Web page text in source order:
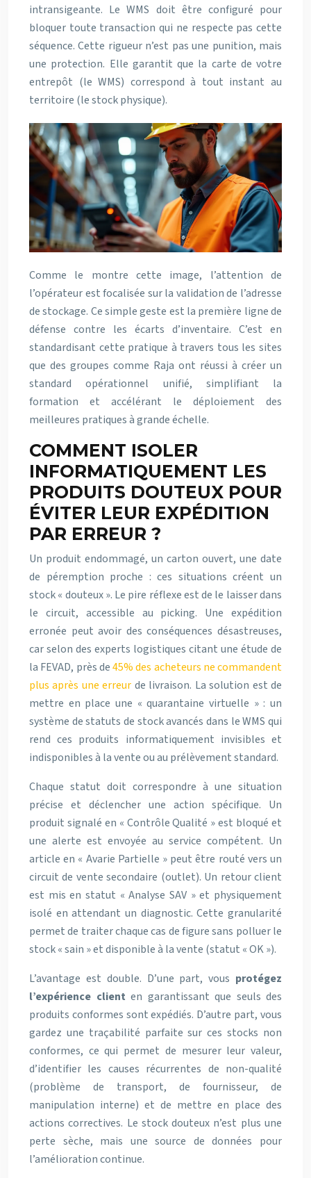
intransigeante. Le WMS doit être configuré pour
bloquer toute transaction qui ne respecte pas cette
séquence. Cette rigueur n’est pas une punition, mais
une protection. Elle garantit que la carte de votre
entrepôt (le WMS) correspond à tout instant au
territoire (le stock physique).
Comme le montre cette image, l’attention de
l’opérateur est focalisée sur la validation de l’adresse
de stockage. Ce simple geste est la première ligne de
défense contre les écarts d’inventaire. C’est en
standardisant cette pratique à travers tous les sites
que des groupes comme Raja ont réussi à créer un
standard opérationnel unifié, simplifiant la
formation et accélérant le déploiement des
meilleures pratiques à grande échelle.
COMMENT ISOLER
INFORMATIQUEMENT LES
PRODUITS DOUTEUX POUR
ÉVITER LEUR EXPÉDITION
PAR ERREUR ?
Un produit endommagé, un carton ouvert, une date
de péremption proche : ces situations créent un
stock « douteux ». Le pire réflexe est de le laisser dans
le circuit, accessible au picking. Une expédition
erronée peut avoir des conséquences désastreuses,
car selon des experts logistiques citant une étude de
la FEVAD, près de45% des acheteurs ne commandent
plus après une erreur de livraison. La solution est de
mettre en place une « quarantaine virtuelle » : un
système de statuts de stock avancés dans le WMS qui
rend ces produits informatiquement invisibles et
indisponibles à la vente ou au prélèvement standard.
Chaque statut doit correspondre à une situation
précise et déclencher une action spécifique. Un
produit signalé en « Contrôle Qualité » est bloqué et
une alerte est envoyée au service compétent. Un
article en « Avarie Partielle » peut être routé vers un
circuit de vente secondaire (outlet). Un retour client
est mis en statut « Analyse SAV » et physiquement
isolé en attendant un diagnostic. Cette granularité
permet de traiter chaque cas de figure sans polluer le
stock « sain » et disponible à la vente (statut « OK »).
L’avantage est double. D’une part, vous protégez
l’expérience client en garantissant que seuls des
produits conformes sont expédiés. D’autre part, vous
gardez une traçabilité parfaite sur ces stocks non
conformes, ce qui permet de mesurer leur valeur,
d’identifier les causes récurrentes de non-qualité
(problème de transport, de fournisseur, de
manipulation interne) et de mettre en place des
actions correctives. Le stock douteux n’est plus une
perte sèche, mais une source de données pour
l’amélioration continue.